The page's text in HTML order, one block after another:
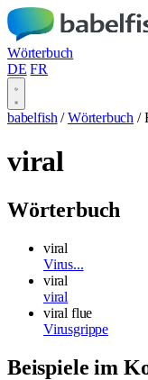
Wörterbuch
DE FR
babelfish / Wörterbuch /
viral
Wörterbuch
viral
Virus...
viral
viral
viral flue
Virusgrippe
Beispiele im